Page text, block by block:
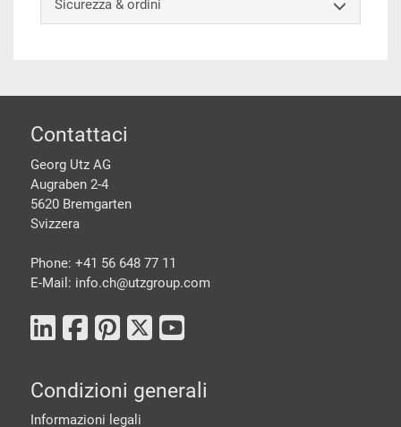
Sicurezza & ordini
piè di pagine
Contattaci
Georg Utz AG
Augraben 2-4
5620 Bremgarten
Svizzera
Phone: +41 56 648 77 11
E-Mail: info.ch@utzgroup.com
Condizioni generali
Informazioni legali